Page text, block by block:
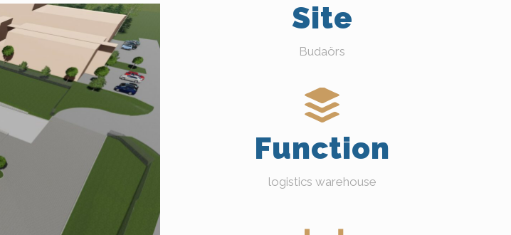
Site
Budaörs
Function
logistics warehouse